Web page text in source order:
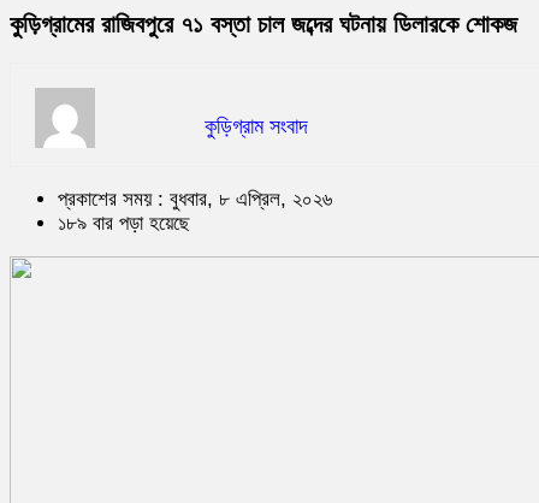
কুড়িগ্রামের রাজিবপুরে ৭১ বস্তা চাল জব্দের ঘটনায় ডিলারকে শোকজ
কুড়িগ্রাম সংবাদ
প্রকাশের সময় : বুধবার, ৮ এপ্রিল, ২০২৬
১৮৯ বার পড়া হয়েছে